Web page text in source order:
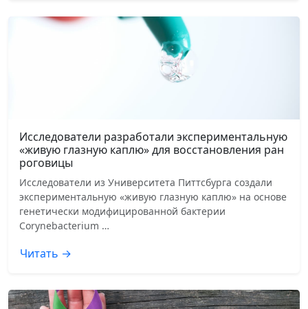
Исследователи разработали экспериментальную
«живую глазную каплю» для восстановления ран
роговицы
Исследователи из Университета Питтсбурга создали
экспериментальную «живую глазную каплю» на основе
генетически модифицированной бактерии
Corynebacterium …
Читать →